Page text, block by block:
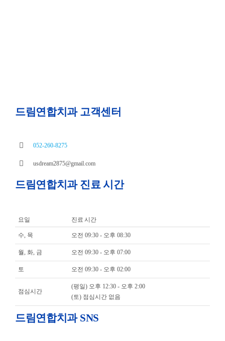
드림연합치과 고객센터
052-260-8275
usdream2875@gmail.com
드림연합치과 진료 시간
요일 진료 시간
수, 목 오전 09:30 - 오후 08:30
월, 화, 금 오전 09:30 - 오후 07:00
토 오전 09:30 - 오후 02:00
점심시간
(평일) 오후 12:30 - 오후 2:00
(토) 점심시간 없음
드림연합치과 SNS